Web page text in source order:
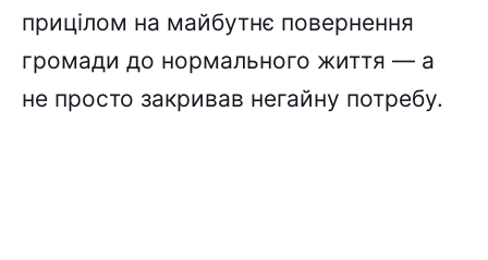
прицілом на майбутнє повернення
громади до нормального життя — а
не просто закривав негайну потребу.